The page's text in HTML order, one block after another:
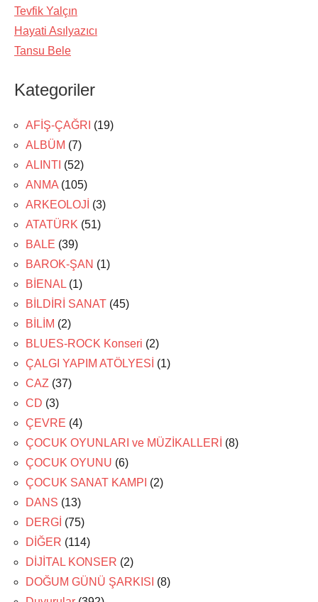
Tevfik Yalçın
Hayati Asılyazıcı
Tansu Bele
Kategoriler
AFİŞ-ÇAĞRI (19)
ALBÜM (7)
ALINTI (52)
ANMA (105)
ARKEOLOJİ (3)
ATATÜRK (51)
BALE (39)
BAROK-ŞAN (1)
BİENAL (1)
BİLDİRİ SANAT (45)
BİLİM (2)
BLUES-ROCK Konseri (2)
ÇALGI YAPIM ATÖLYESİ (1)
CAZ (37)
CD (3)
ÇEVRE (4)
ÇOCUK OYUNLARI ve MÜZİKALLERİ (8)
ÇOCUK OYUNU (6)
ÇOCUK SANAT KAMPI (2)
DANS (13)
DERGİ (75)
DİĞER (114)
DİJİTAL KONSER (2)
DOĞUM GÜNÜ ŞARKISI (8)